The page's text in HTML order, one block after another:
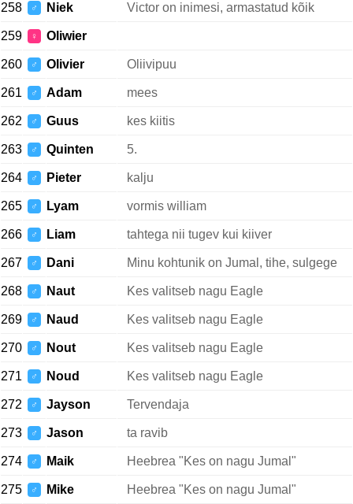
258 ♂ Niek Victor on inimesi, armastatud kõik
259 ♀ Oliwier
260 ♂ Olivier Oliivipuu
261 ♂ Adam mees
262 ♂ Guus kes kiitis
263 ♂ Quinten 5.
264 ♂ Pieter kalju
265 ♂ Lyam vormis william
266 ♂ Liam tahtega nii tugev kui kiiver
267 ♂ Dani Minu kohtunik on Jumal, tihe, sulgege
268 ♂ Naut Kes valitseb nagu Eagle
269 ♂ Naud Kes valitseb nagu Eagle
270 ♂ Nout Kes valitseb nagu Eagle
271 ♂ Noud Kes valitseb nagu Eagle
272 ♂ Jayson Tervendaja
273 ♂ Jason ta ravib
274 ♂ Maik Heebrea "Kes on nagu Jumal"
275 ♂ Mike Heebrea "Kes on nagu Jumal"